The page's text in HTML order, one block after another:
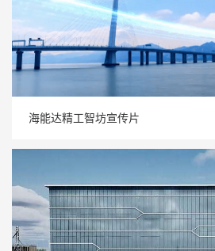
海能达精工智坊宣传片
海能达精工智坊宣传片